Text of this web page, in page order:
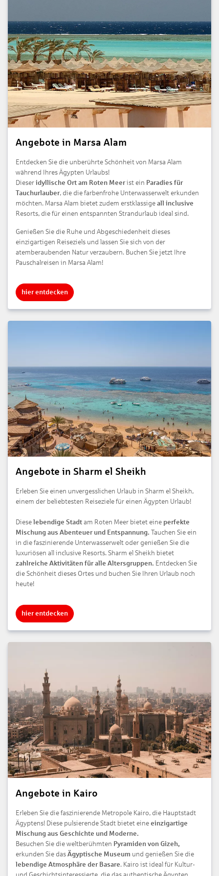
Angebote in Marsa Alam
Entdecken Sie die unberührte Schönheit von Marsa Alam
während Ihres Ägypten Urlaubs!
Dieser idyllische Ort am Roten Meerist ein Paradies für
Tauchurlauber, die die farbenfrohe Unterwasserwelt erkunden
möchten. Marsa Alam bietet zudem erstklassige all inclusive
Resorts, die für einen entspannten Strandurlaub ideal sind.
Genießen Sie die Ruhe und Abgeschiedenheit dieses
einzigartigen Reiseziels und lassen Sie sich von der
atemberaubenden Natur verzaubern. Buchen Sie jetzt Ihre
Pauschalreisen in Marsa Alam!
hier entdecken
Angebote in Sharm el Sheikh
Erleben Sie einen unvergesslichen Urlaub in Sharm el Sheikh,
einem der beliebtesten Reiseziele für einen Ägypten Urlaub!
Diese lebendige Stadt am Roten Meer bietet eine perfekte
Mischung aus Abenteuer und Entspannung. Tauchen Sie ein
in die faszinierende Unterwasserwelt oder genießen Sie die
luxuriösen all inclusive Resorts. Sharm el Sheikh bietet
zahlreiche Aktivitäten für alle Altersgruppen. Entdecken Sie
die Schönheit dieses Ortes und buchen Sie Ihren Urlaub noch
heute!
hier entdecken
Angebote in Kairo
Erleben Sie die faszinierende Metropole Kairo, die Hauptstadt
Ägyptens! Diese pulsierende Stadt bietet eine einzigartige
Mischung aus Geschichte und Moderne.
Besuchen Sie die weltberühmten Pyramiden von Gizeh,
erkunden Sie das Ägyptische Museum und genießen Sie die
lebendige Atmosphäre der Basare. Kairo ist ideal für Kultur-